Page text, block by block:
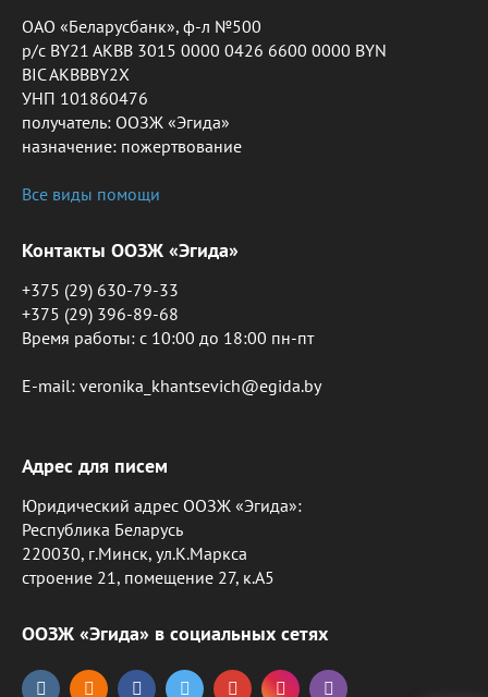
ОАО «Беларусбанк», ф-л №500
р/с BY21 AKBB 3015 0000 0426 6600 0000 BYN
BIC AKBBBY2X
УНП 101860476
получатель: ООЗЖ «Эгида»
назначение: пожертвование
Все виды помощи
Контакты ООЗЖ «Эгида»
+375 (29) 630-79-33
+375 (29) 396-89-68
Время работы: c 10:00 до 18:00 пн-пт
E-mail: veronika_khantsevich@egida.by
Адрес для писем
Юридический адрес ООЗЖ «Эгида»:
Республика Беларусь
220030, г.Минск, ул.К.Маркса
строение 21, помещение 27, к.А5
ООЗЖ «Эгида» в социальных сетях